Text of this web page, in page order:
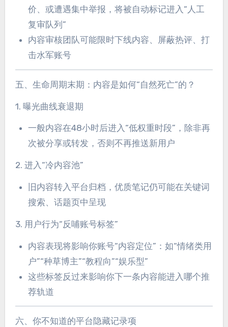
价、或遭遇集中举报，将被自动标记进入“人工
复审队列”
内容审核团队可能限时下线内容、屏蔽热评、打
击水军账号
五、生命周期末期：内容是如何“自然死亡”的？
1. 曝光曲线衰退期
一般内容在48小时后进入“低权重时段”，除非再
次被分享或转发，否则不再推送新用户
2. 进入“冷内容池”
旧内容转入平台归档，优质笔记仍可能在关键词
搜索、话题页中呈现
3. 用户行为“反哺账号标签”
内容表现将影响你账号“内容定位”：如“情绪类用
户”“种草博主”“教程向”“娱乐型”
这些标签反过来影响你下一条内容能进入哪个推
荐轨道
六、你不知道的平台隐藏记录项